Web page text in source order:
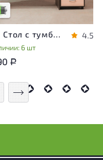
степень износа
Стол с тумбой ЛДСП Венге
6 шт
4.5
Р